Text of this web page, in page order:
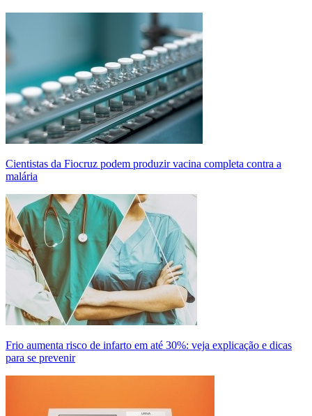
Cientistas da Fiocruz podem produzir vacina completa contra a
malária
Frio aumenta risco de infarto em até 30%: veja explicação e dicas
para se prevenir